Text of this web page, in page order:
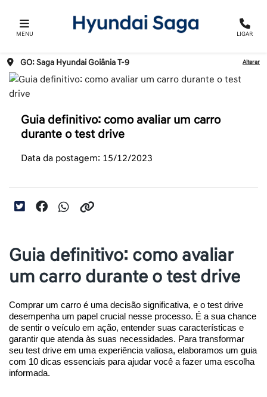
MENU LIGAR
GO: Saga Hyundai Goiânia T-9 Alterar
Guia definitivo: como avaliar um carro
durante o test drive
Data da postagem: 15/12/2023
Guia definitivo: como avaliar
um carro durante o test drive
Comprar um carro é uma decisão significativa, e o test drive
desempenha um papel crucial nesse processo. É a sua chance
de sentir o veículo em ação, entender suas características e
garantir que atenda às suas necessidades. Para transformar
seu test drive em uma experiência valiosa, elaboramos um guia
com 10 dicas essenciais para ajudar você a fazer uma escolha
informada.